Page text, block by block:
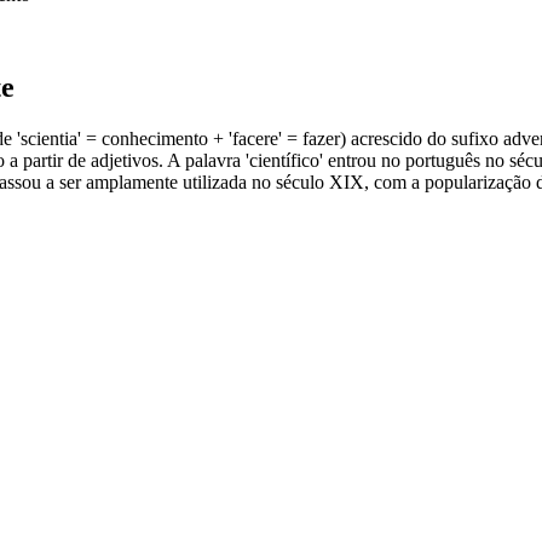
= conhecimento + 'facere' = fazer) acrescido do sufixo
a partir de adjetivos. A palavra 'científico' entrou no português no
a ser amplamente utilizada no século XIX, com a